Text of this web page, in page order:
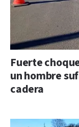
Fuerte
un hombre
cadera